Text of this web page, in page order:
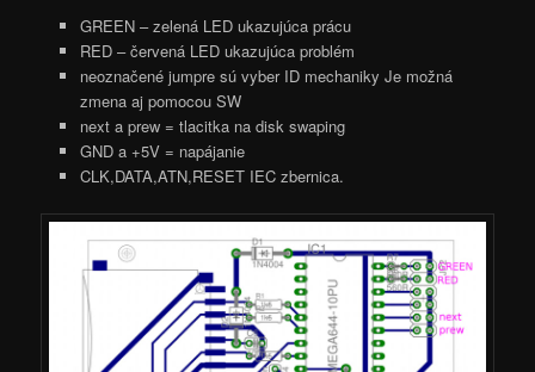
GREEN – zelená LED ukazujúca prácu
RED – červená LED ukazujúca problém
neoznačené jumpre sú vyber ID mechaniky Je možná
zmena aj pomocou SW
next a prew = tlacitka na disk swaping
GND a +5V = napájanie
CLK,DATA,ATN,RESET IEC zbernica.